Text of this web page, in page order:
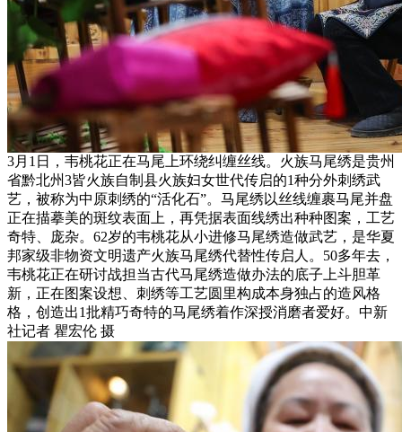
3月1日，韦桃花正在马尾上环绕纠缠丝线。火族马尾绣是贵州
省黔北州3皆火族自制县火族妇女世代传启的1种分外刺绣武
艺，被称为中原刺绣的“活化石”。马尾绣以丝线缠裹马尾并盘
正在描摹美的斑纹表面上，再凭据表面线绣出种种图案，工艺
奇特、庞杂。62岁的韦桃花从小进修马尾绣造做武艺，是华夏
邦家级非物资文明遗产火族马尾绣代替性传启人。50多年去，
韦桃花正在研讨战担当古代马尾绣造做办法的底子上斗胆革
新，正在图案设想、刺绣等工艺圆里构成本身独占的造风格
格，创造出1批精巧奇特的马尾绣着作深授消磨者爱好。中新
社记者 瞿宏伦 摄